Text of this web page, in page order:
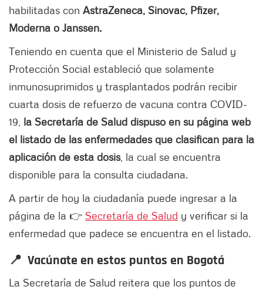
habilitadas con AstraZeneca, Sinovac, Pfizer,
Moderna o Janssen.
Teniendo en cuenta que el Ministerio de Salud y
Protección Social estableció que solamente
inmunosuprimidos y trasplantados podrán recibir
cuarta dosis de refuerzo de vacuna contra COVID-
19, la Secretaría de Salud dispuso en su página web
el listado de las enfermedades que clasifican para la
aplicación de esta dosis, la cual se encuentra
disponible para la consulta ciudadana.
A partir de hoy la ciudadanía puede ingresar a la
página de la 👉 Secretaría de Salud y verificar si la
enfermedad que padece se encuentra en el listado.
📍 Vacúnate en estos puntos en Bogotá
La Secretaría de Salud reitera que los puntos de